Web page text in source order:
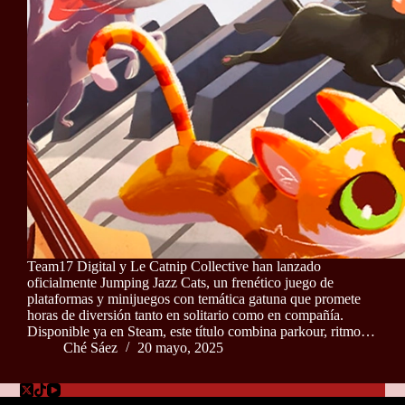
Team17 Digital y Le Catnip Collective han lanzado
oficialmente Jumping Jazz Cats, un frenético juego de
plataformas y minijuegos con temática gatuna que promete
horas de diversión tanto en solitario como en compañía.
Disponible ya en Steam, este título combina parkour, ritmo…
Ché Sáez
20 mayo, 2025